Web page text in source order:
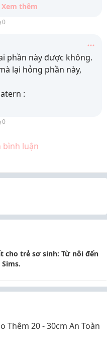
Xem thêm
0
phần này được không.
lại hỏng phần này,
:
0
bình luận
cho trẻ sơ sinh: Từ nôi đến
Thêm 20 - 30cm An Toàn